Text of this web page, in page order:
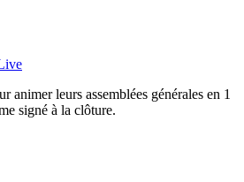
animer leurs assemblées générales en 1
signé à la clôture.